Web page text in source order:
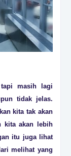
tapi masih lagi
tidak jelas.
kita tak akan
kita akan lebih
itu juga lihat
melihat yang